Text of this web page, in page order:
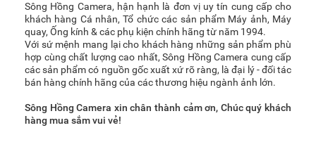
Sông Hồng Camera, hận hạnh là đơn vị uy tín cung cấp cho
khách hàng Cá nhân, Tổ chức các sản phẩm Máy ảnh, Máy
quay, Ống kính & các phụ kiện chính hãng từ năm 1994.
Với sứ mệnh mang lại cho khách hàng những sản phẩm phù
hợp cùng chất lượng cao nhất, Sông Hồng Camera cung cấp
các sản phẩm có nguồn gốc xuất xứ rõ ràng, là đại lý - đối tác
bán hàng chính hãng của các thương hiệu ngành ảnh lớn.
Sông Hồng Camera xin chân thành cảm ơn, Chúc quý khách
hàng mua sắm vui vẻ!